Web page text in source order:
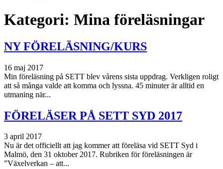
Kategori: Mina föreläsningar
NY FÖRELÄSNING/KURS
16 maj 2017
Min föreläsning på SETT blev vårens sista uppdrag. Verkligen roligt
att så många valde att komma och lyssna. 45 minuter är alltid en
utmaning när...
FÖRELÄSER PÅ SETT SYD 2017
3 april 2017
Nu är det officiellt att jag kommer att föreläsa vid SETT Syd i
Malmö, den 31 oktober 2017. Rubriken för föreläsningen är
”Växelverkan – att...